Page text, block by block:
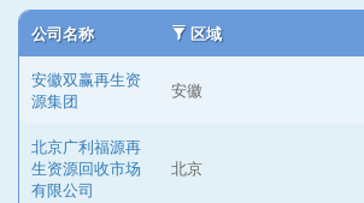
公司名称 区域
安徽双赢再生资
源集团
安徽
北京广利福源再
生资源回收市场
有限公司
北京